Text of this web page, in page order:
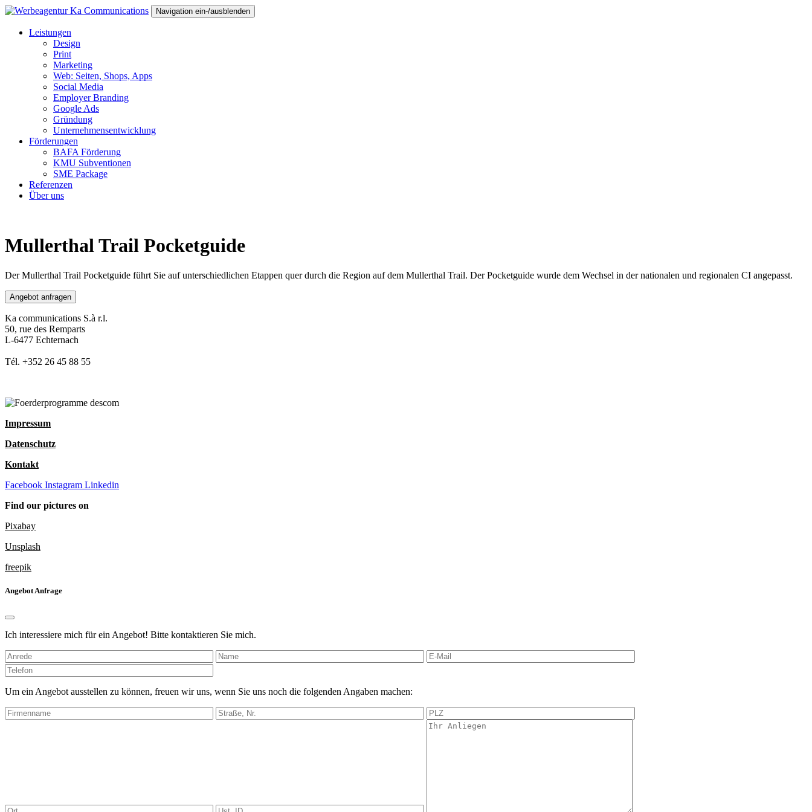
Navigation ein-/ausblenden
Leistungen
Design
Print
Marketing
Web: Seiten, Shops, Apps
Social Media
Employer Branding
Google Ads
Gründung
Unternehmensentwicklung
Förderungen
BAFA Förderung
KMU Subventionen
SME Package
Referenzen
Über uns
Mullerthal Trail Pocketguide
Der Mullerthal Trail Pocketguide führt Sie auf unterschiedlichen Etappen quer durch die Region auf dem Mullerthal Trail. Der Pocketguide wurde dem Wechsel in der nationalen und regionalen CI angepasst.
Angebot anfragen
Ka communications S.à r.l.
50, rue des Remparts
L-6477 Echternach
Tél. +352 26 45 88 55
Impressum
Datenschutz
Kontakt
Facebook Instagram Linkedin
Find our pictures on
Pixabay
Unsplash
freepik
Angebot Anfrage
Ich interessiere mich für ein Angebot! Bitte kontaktieren Sie mich.
Bitte
lasse
dieses
leer.
Um ein Angebot ausstellen zu können, freuen wir uns, wenn Sie uns noch die folgenden Angaben machen: